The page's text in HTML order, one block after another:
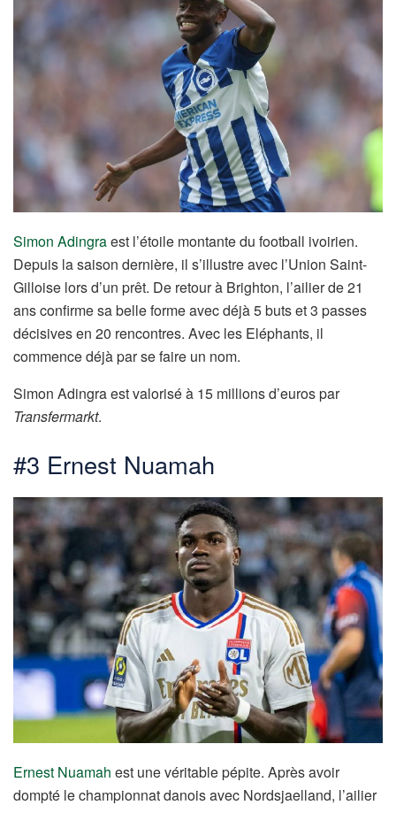
Simon Adingraest l’étoile montante du football ivoirien.
Depuis la saison dernière, il s’illustre avec l’Union Saint-
Gilloise lors d’un prêt. De retour à Brighton, l’ailier de 21
ans confirme sa belle forme avec déjà 5 buts et 3 passes
décisives en 20 rencontres. Avec les Eléphants, il
commence déjà par se faire un nom.
Simon Adingra est valorisé à 15 millions d’euros par
Transfermarkt.
#3 Ernest Nuamah
Ernest Nuamah est une véritable pépite. Après avoir
dompté le championnat danois avec Nordsjaelland, l’ailier